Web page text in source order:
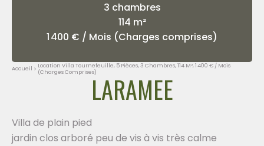
3 chambres
114 m²
1 400 € / Mois (Charges comprises)
Accueil
Location Villa Tournefeuille, 5 Pièces, 3 Chambres, 114 M², 1 400 € / Mois
(Charges Comprises)LARAMEE
Villa de plain pied
jardin clos arboré peu de vis à vis très calme